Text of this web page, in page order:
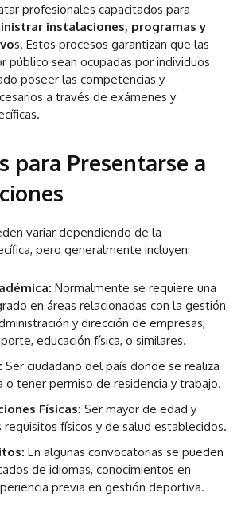
profesionales capacitados para
instalaciones, programas y
s. Estos procesos garantizan que las
público sean ocupadas por individuos
poseer las competencias y
a través de exámenes y
para Presentarse a
variar dependiendo de la
pero generalmente incluyen:
Normalmente se requiere una
en áreas relacionadas con la gestión
y dirección de empresas,
educación física, o similares.
Ser ciudadano del país donde se realiza
o tener permiso de residencia y trabajo.
Físicas: Ser mayor de edad y
requisitos físicos y de salud establecidos.
En algunas convocatorias se pueden
de idiomas, conocimientos en
previa en gestión deportiva.